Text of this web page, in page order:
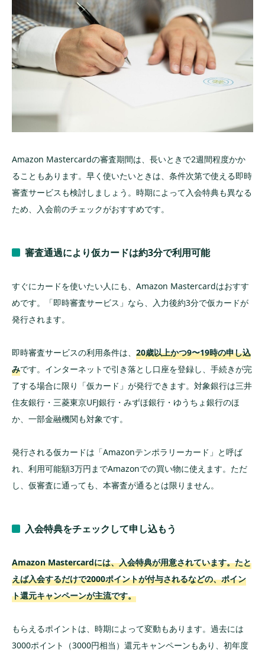
Amazon Mastercardの審査期間は、長いときで2週間程度かか
ることもあります。早く使いたいときは、条件次第で使える即時
審査サービスも検討しましょう。時期によって入会特典も異なる
ため、入会前のチェックがおすすめです。
審査通過により仮カードは約3分で利用可能
すぐにカードを使いたい人にも、Amazon Mastercardはおすす
めです。「即時審査サービス」なら、入力後約3分で仮カードが
発行されます。
即時審査サービスの利用条件は、 20歳以上かつ9〜19時の申し込
みです。インターネットで引き落とし口座を登録し、手続きが完
了する場合に限り「仮カード」が発行できます。対象銀行は三井
住友銀行・三菱東京UFJ銀行・みずほ銀行・ゆうちょ銀行のほ
か、一部金融機関も対象です。
発行される仮カードは「Amazonテンポラリーカード」と呼ば
れ、利用可能額3万円までAmazonでの買い物に使えます。ただ
し、仮審査に通っても、本審査が通るとは限りません。
入会特典をチェックして申し込もう
Amazon Mastercardには、入会特典が用意されています。たと
えば入会するだけで2000ポイントが付与されるなどの、ポイン
ト還元キャンペーンが主流です。
もらえるポイントは、時期によって変動もあります。過去には
3000ポイント（3000円相当）還元キャンペーンもあり、初年度